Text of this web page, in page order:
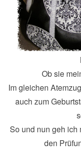
Ob sie
Im gleichen
auch zum
So und nun geh ich
den